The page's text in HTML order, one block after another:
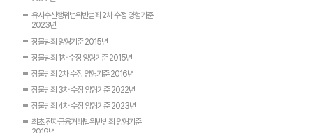
유사수신행위법위반범죄 2차 수정 양형기준
2023년
장물범죄 양형기준 2015년
장물범죄 1차 수정 양형기준 2015년
장물범죄 2차 수정 양형기준 2016년
장물범죄 3차 수정 양형기준 2022년
장물범죄 4차 수정 양형기준 2023년
최초 전자금융거래법위반범죄 양형기준